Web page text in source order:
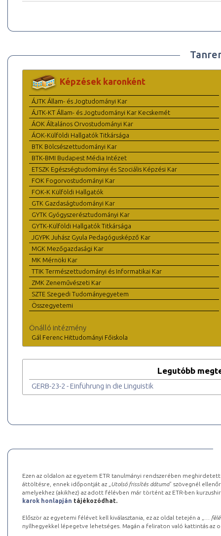
Képzések karonként
ÁJTK Állam- és Jogtudományi Kar
ÁJTK-KT Állam- és Jogtudományi Kar Kecskemét
ÁOK Általános Orvostudományi Kar
ÁOK-Külföldi Hallgatók Titkársága
BTK Bölcsészettudományi Kar
BTK-BMI Budapest Média Intézet
ETSZK Egészségtudományi és Szociális Képzési Kar
FOK Fogorvostudományi Kar
FOK-K Külföldi Hallgatók
GTK Gazdaságtudományi Kar
GYTK Gyógyszerésztudományi Kar
GYTK-Külföldi Hallgatók Titkársága
JGYPK Juhász Gyula Pedagógusképző Kar
MGK Mezőgazdasági Kar
MK Mérnöki Kar
TTIK Természettudományi és Informatikai Kar
ZMK Zeneművészeti Kar
SZTE Szegedi Tudományegyetem
Összegyetemi
Önálló intézmény
Gál Ferenc Hittudományi Főiskola
Legutóbb
GERB-23-2 - Einführung in die Linguistik
Ezen az oldalon az egyetem ETR tanulmányi rendszerében
áttöltésre, ennek időpontját az „ Utolsó frissítés dátuma” szövegnél
amelyekhez (akikhez) az adott félévben már történt az ETR-ben
karok honlapján tájékozódhat.
Először az egyetemi félévet kell kiválasztania, ez az oldal tetején a „
…
nyílhegyekkel lépegetve lehetséges. Magán a feliraton való kattintás az